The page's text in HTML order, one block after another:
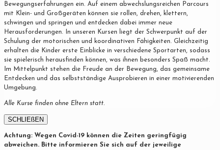
Bewegungserfahrungen ein. Auf einem abwechslungsreichen Parcours
mit Klein- und Großgeräten können sie rollen, drehen, klettern,
schwingen und springen und entdecken dabei immer neue
Herausforderungen. In unseren Kursen liegt der Schwerpunkt auf der
Schulung der motorischen und koordinativen Fähigkeiten. Gleichzeitig
erhalten die Kinder erste Einblicke in verschiedene Sportarten, sodass
sie spielerisch herausfinden können, was ihnen besonders Spaß macht.
Im Mittelpunkt stehen die Freude an der Bewegung, das gemeinsame
Entdecken und das selbstständige Ausprobieren in einer motivierenden
Umgebung.
Alle Kurse finden ohne Eltern statt.
SCHLIEßEN
Achtung: Wegen Covid-19 können die Zeiten geringfügig
abweichen. Bitte informieren Sie sich auf der jeweilige